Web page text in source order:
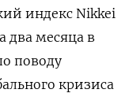
индекс Nikkei
два месяца в
поводу
кризиса